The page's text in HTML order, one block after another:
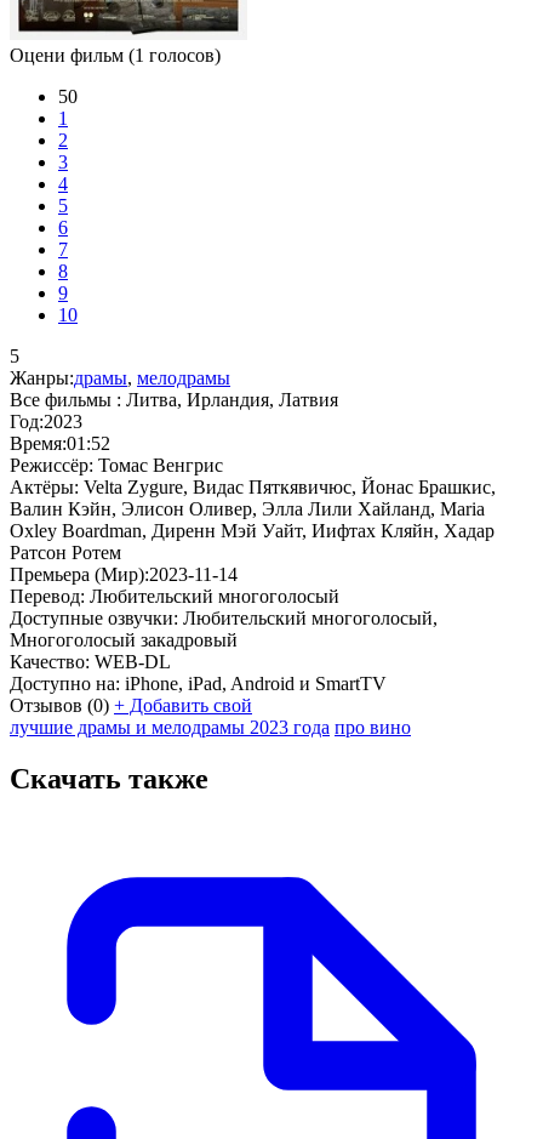
Оцени фильм (1 голосов)
50
1
2
3
4
5
6
7
8
9
10
5
Жанры:драмы, мелодрамы
Все фильмы : Литва, Ирландия, Латвия
Год:2023
Время:01:52
Режиссёр: Томас Венгрис
Актёры: Velta Zygure, Видас Пяткявичюс, Йонас Брашкис,
Валин Кэйн, Элисон Оливер, Элла Лили Хайланд, Maria
Oxley Boardman, Диренн Мэй Уайт, Иифтах Кляйн, Хадар
Ратсон Ротем
Премьера (Мир):2023-11-14
Перевод: Любительский многоголосый
Доступные озвучки: Любительский многоголосый,
Многоголосый закадровый
Качество: WEB-DL
Доступно на: iPhone, iPad, Android и SmartTV
Отзывов (0) + Добавить свой
лучшие драмы и мелодрамы 2023 года про вино
Скачать также